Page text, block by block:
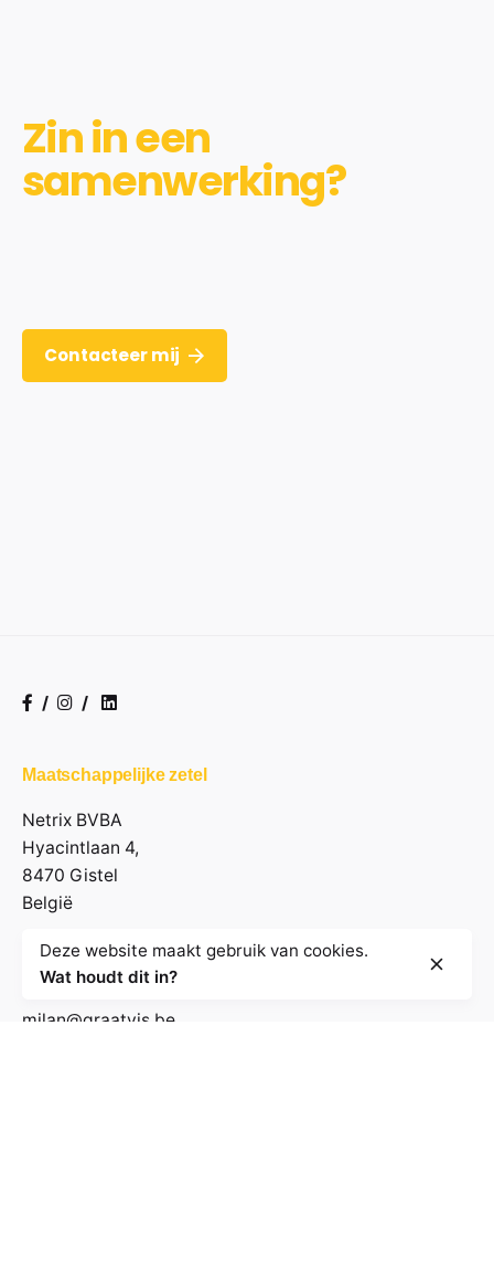
Zin in een
samenwerking?
Contacteer mij
/ /
Maatschappelijke zetel
Netrix BVBA
Hyacintlaan 4,
8470 Gistel
België
Contactgegevens
milan@graatvis.be
Deze website maakt gebruik van cookies.
Wat houdt dit in?